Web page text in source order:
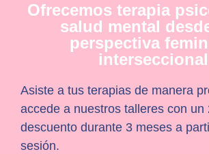
Ofrecemos terapia
salud mental
perspectiva
interseccional
Asiste a tus terapias de manera
accede a nuestros talleres con un
descuento durante 3 meses a
sesión.